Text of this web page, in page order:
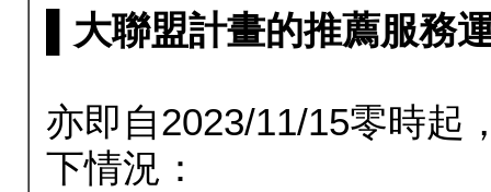
▌大聯盟計畫的推薦服務
亦即自2023/11/15零時起
下情況：